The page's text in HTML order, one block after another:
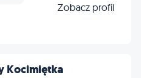
Zobacz profil
Kocimiętka